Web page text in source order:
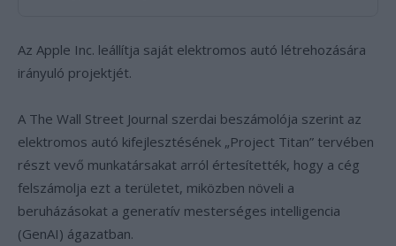
Az Apple Inc. leállítja saját elektromos autó létrehozására
irányuló projektjét.
A The Wall Street Journal szerdai beszámolója szerint az
elektromos autó kifejlesztésének „Project Titan” tervében
részt vevő munkatársakat arról értesítették, hogy a cég
felszámolja ezt a területet, miközben növeli a
beruházásokat a generatív mesterséges intelligencia
(GenAI) ágazatban.